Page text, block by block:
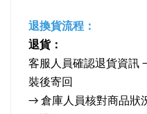
退換貨流程：
退貨：
客服人員確認退貨資訊
裝後寄回
→ 倉庫人員核對商品狀